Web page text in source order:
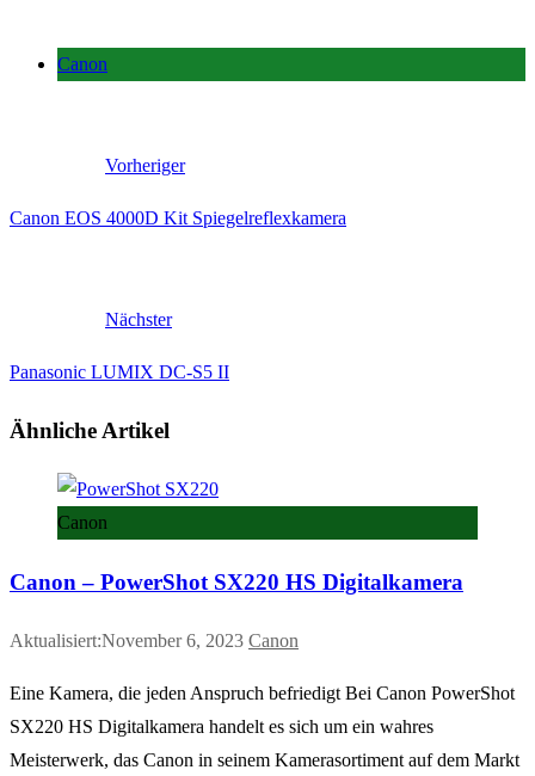
Canon
Vorheriger
Canon EOS 4000D Kit Spiegelreflexkamera
Nächster
Panasonic LUMIX DC-S5 II
Ähnliche Artikel
Canon
Canon – PowerShot SX220 HS Digitalkamera
Aktualisiert:November 6, 2023 Canon
Eine Kamera, die jeden Anspruch befriedigt Bei Canon PowerShot
SX220 HS Digitalkamera handelt es sich um ein wahres
Meisterwerk, das Canon in seinem Kamerasortiment auf dem Markt